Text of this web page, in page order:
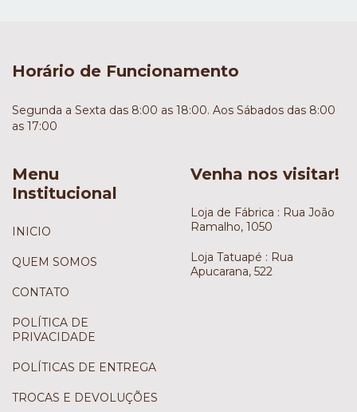
Horário de Funcionamento
Segunda a Sexta das 8:00 as 18:00. Aos Sábados das 8:00
as 17:00
Menu
Institucional
INICIO
QUEM SOMOS
CONTATO
POLÍTICA DE
PRIVACIDADE
POLÍTICAS DE ENTREGA
TROCAS E DEVOLUÇÕES
Venha nos visitar!
Loja de Fábrica : Rua João
Ramalho, 1050
Loja Tatuapé : Rua
Apucarana, 522